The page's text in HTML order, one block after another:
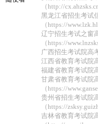
（http://
黑龙江省招生考试
（https://
辽宁招生考试之窗
（https://
广西招生考试院高
江西省教育考试院
福建省教育考试院
甘肃省教育考试院
（https://
贵州省招生考试院
（https://
吉林省教育考试院